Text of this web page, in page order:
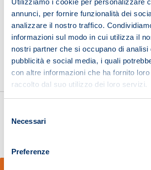
Utilizziamo i cookie per personalizzare
annunci, per fornire funzionalità dei
analizzare il nostro traffico.
informazioni sul modo in cui utilizza il
nostri partner che si occupano di analisi
pubblicità e social media, i quali
con altre informazioni che ha fornito
raccolto dal suo utilizzo dei loro servizi.
delNecessari
Preferenze